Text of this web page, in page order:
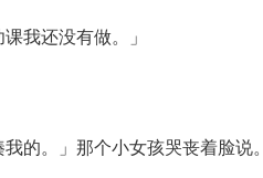
我还没有做。」
。」那个小女孩哭丧着脸说。